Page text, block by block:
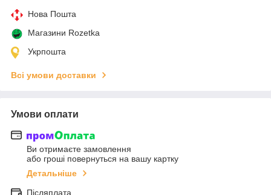
Нова Пошта
Магазини Rozetka
Укрпошта
Всі умови доставки
Умови оплати
Ви отримаєте замовлення
або гроші повернуться на вашу картку
Детальніше
Післяплата